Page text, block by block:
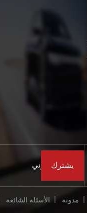
| مدونة | الأسئلة الشائعة